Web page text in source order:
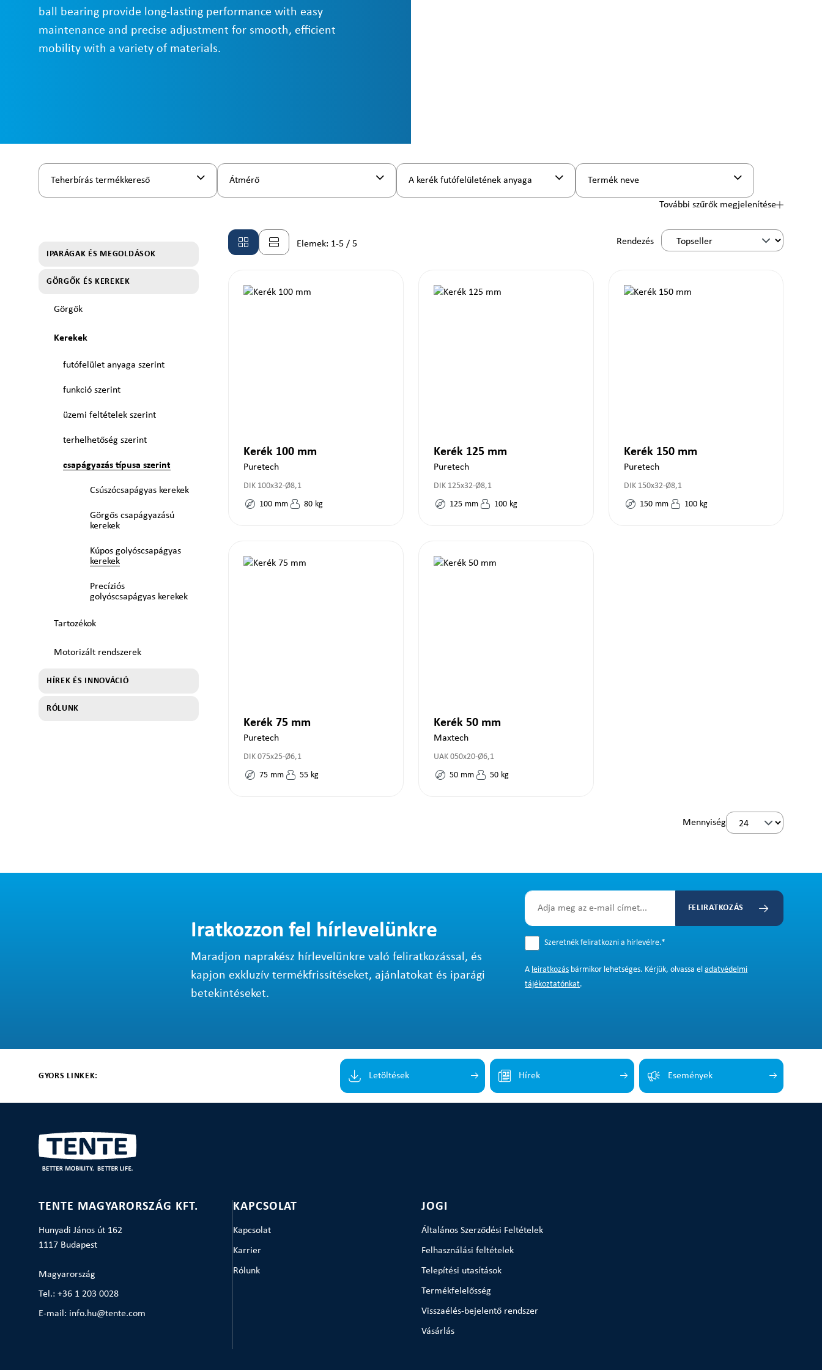
ball bearing provide long-lasting performance with easy
maintenance and precise adjustment for smooth, efficient
mobility with a variety of materials.
Teherbírás termékkereső Átmérő A kerék futófelületének anyaga Termék neve
További szűrők megjelenítése
IPARÁGAK ÉS MEGOLDÁSOK
GÖRGŐK ÉS KEREKEK
Görgők
Kerekek
futófelület anyaga szerint
funkció szerint
üzemi feltételek szerint
terhelhetőség szerint
csapágyazás típusa szerint
Csúszócsapágyas kerekek
Görgős csapágyazású
kerekek
Kúpos golyóscsapágyas
kerekek
Precíziós
golyóscsapágyas kerekek
Tartozékok
Motorizált rendszerek
HÍREK ÉS INNOVÁCIÓ
RÓLUNK
Elemek: 1-5 / 5 Rendezés
Kerék 100 mm
Puretech
DIK 100x32-Ø8,1
100 mm 80 kg
Kerék 125 mm
Puretech
DIK 125x32-Ø8,1
125 mm 100 kg
Kerék 150 mm
Puretech
DIK 150x32-Ø8,1
150 mm 100 kg
Kerék 75 mm
Puretech
DIK 075x25-Ø6,1
75 mm 55 kg
Kerék 50 mm
Maxtech
UAK 050x20-Ø6,1
50 mm 50 kg
Mennyiség
Iratkozzon fel hírlevelünkre
Maradjon naprakész hírlevelünkre való feliratkozással, és
kapjon exkluzív termékfrissítéseket, ajánlatokat és iparági
betekintéseket.
FELIRATKOZÁS
Szeretnék feliratkozni a hírlevélre.*
A leiratkozás bármikor lehetséges. Kérjük, olvassa eladatvédelmi
tájékoztatónkat.
GYORS LINKEK: Letöltések Hírek Események
TENTE MAGYARORSZÁG KFT.
Hunyadi János út 162
1117 Budapest
Magyarország
Tel.: +36 1 203 0028
E-mail: info.hu@tente.com
KAPCSOLAT
Kapcsolat
Karrier
Rólunk
JOGI
Általános Szerződési Feltételek
Felhasználási feltételek
Telepítési utasítások
Termékfelelősség
Visszaélés-bejelentő rendszer
Vásárlás